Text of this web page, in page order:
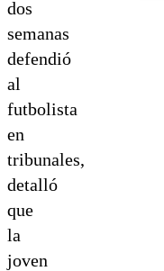
dos
semanas
defendió
al
futbolista
en
tribunales,
detalló
que
la
joven